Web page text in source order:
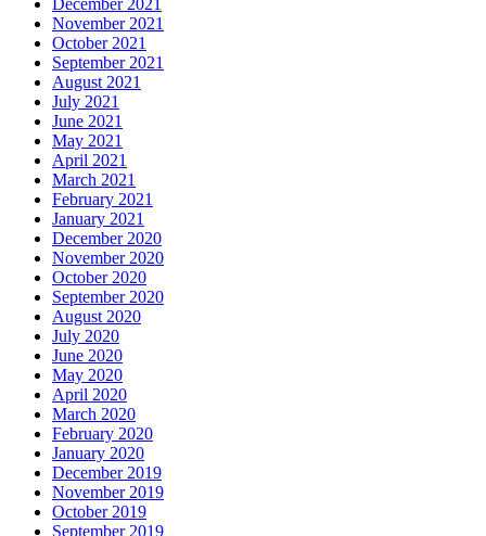
December 2021
November 2021
October 2021
September 2021
August 2021
July 2021
June 2021
May 2021
April 2021
March 2021
February 2021
January 2021
December 2020
November 2020
October 2020
September 2020
August 2020
July 2020
June 2020
May 2020
April 2020
March 2020
February 2020
January 2020
December 2019
November 2019
October 2019
September 2019